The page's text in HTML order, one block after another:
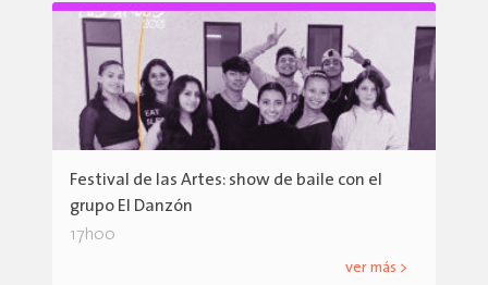
Festival de las Artes: show de baile con el
grupo El Danzón
17h00
ver más >